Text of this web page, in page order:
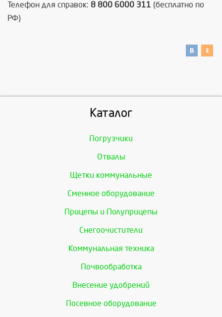
Телефон для справок: 8 800 6000 311 (бесплатно по
РФ)
Каталог
Погрузчики
Отвалы
Щетки коммунальные
Сменное оборудование
Прицепы и Полуприцепы
Снегоочистители
Коммунальная техника
Почвообработка
Внесение удобрений
Посевное оборудование